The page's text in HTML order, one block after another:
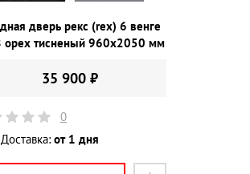
дверь рекс (rex) 6 венге
орех тисненый 960х2050 мм
35 900 ₽
0
Доставка: от 1 дня